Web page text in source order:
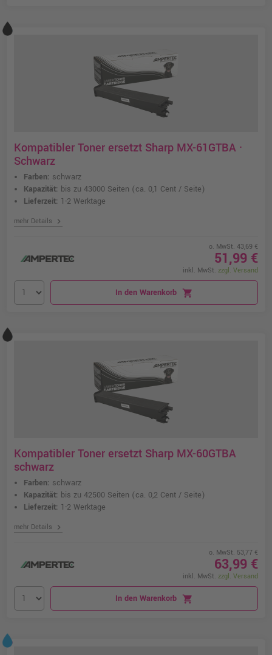
Kompatibler Toner ersetzt Sharp MX-61GTBA ·
Schwarz
Farben: schwarz
Kapazität: bis zu 43000 Seiten (ca. 0,1 Cent / Seite)
Lieferzeit: 1-2 Werktage
mehr Details chevron_right
o. MwSt. 43,69 €
51,99 €
inkl. MwSt. zzgl. Versand
In den Warenkorb shopping_cart
Kompatibler Toner ersetzt Sharp MX-60GTBA
schwarz
Farben: schwarz
Kapazität: bis zu 42500 Seiten (ca. 0,2 Cent / Seite)
Lieferzeit: 1-2 Werktage
mehr Details chevron_right
o. MwSt. 53,77 €
63,99 €
inkl. MwSt. zzgl. Versand
In den Warenkorb shopping_cart